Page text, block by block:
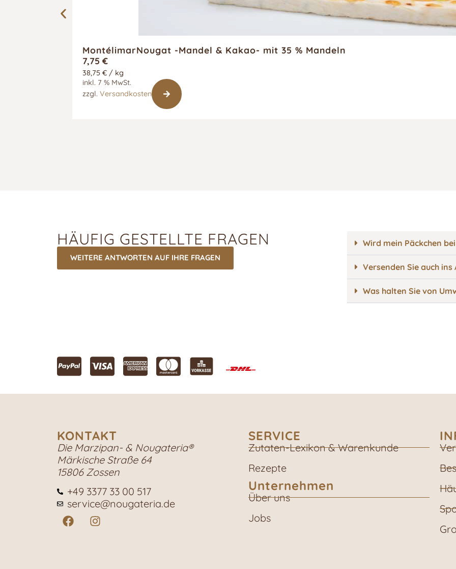
MontélimarNougat -Mandel & Kakao- mit 35 % Mandeln
7,75 €
38,75 € / kg
inkl. 7 % MwSt.
zzgl. Versandkosten
HÄUFIG GESTELLTE FRAGEN
WEITERE ANTWORTEN AUF IHRE FRAGEN
Wird mein Päckchen
Versenden Sie auch ins
Was halten Sie von
KONTAKT
Die Marzipan- & Nougateria®
Märkische Straße 64
15806 Zossen
+49 3377 33 00 517
service@nougateria.de
SERVICE
Zutaten-Lexikon & Warenkunde
Rezepte
Unternehmen
Über uns
Jobs